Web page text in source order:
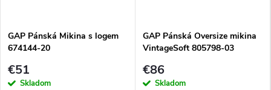
GAP Pánská Mikina s logem
674144-20
€51
Skladom
GAP Pánská Oversize mikina
VintageSoft 805798-03
€86
Skladom